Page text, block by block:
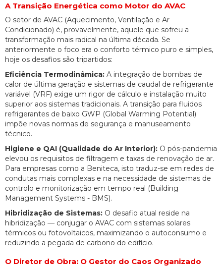
A Transição Energética como Motor do AVAC
O setor de AVAC (Aquecimento, Ventilação e Ar
Condicionado) é, provavelmente, aquele que sofreu a
transformação mais radical na última década. Se
anteriormente o foco era o conforto térmico puro e simples,
hoje os desafios são tripartidos:
Eficiência Termodinâmica: A integração de bombas de
calor de última geração e sistemas de caudal de refrigerante
variável (VRF) exige um rigor de cálculo e instalação muito
superior aos sistemas tradicionais. A transição para fluidos
refrigerantes de baixo GWP (Global Warming Potential)
impõe novas normas de segurança e manuseamento
técnico.
Higiene e QAI (Qualidade do Ar Interior): O pós-pandemia
elevou os requisitos de filtragem e taxas de renovação de ar.
Para empresas como a Beniteca, isto traduz-se em redes de
condutas mais complexas e na necessidade de sistemas de
controlo e monitorização em tempo real (Building
Management Systems - BMS).
Hibridização de Sistemas: O desafio atual reside na
hibridização — conjugar o AVAC com sistemas solares
térmicos ou fotovoltaicos, maximizando o autoconsumo e
reduzindo a pegada de carbono do edifício.
O Diretor de Obra: O Gestor do Caos Organizado